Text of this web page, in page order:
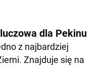
dla Pekinu
z najbardziej
Znajduje się na